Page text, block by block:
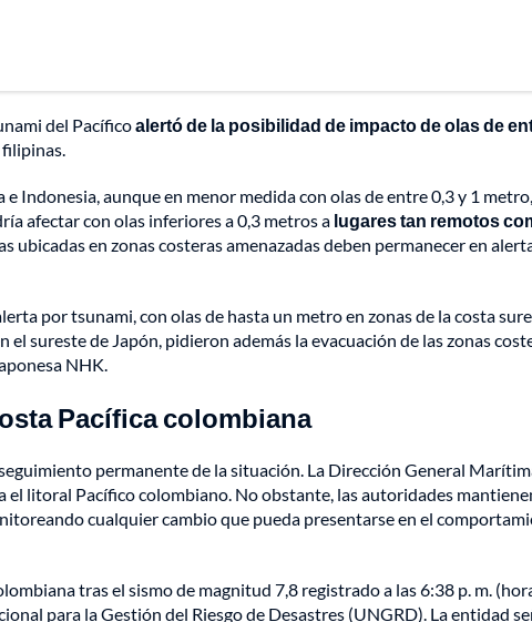
del Pacíficoalertó de la posibilidad de impacto de olas de
filipinas.
Indonesia, aunque en menor medida con olas de entre 0,3 y 1 metro,
afectar con olas inferiores a 0,3 metros a lugares tan remotos
ubicadas en zonas costeras amenazadas deben permanecer en
por tsunami, con olas de hasta un metro en zonas de la costa
sureste de Japón, pidieron además la evacuación de las zonas
NHK.
Pacífica colombiana
permanente de la situación. La Dirección General
litoral Pacífico colombiano. No obstante, las autoridades
cualquier cambio que pueda presentarse en el
tras el sismo de magnitud 7,8 registrado a las 6:38 p. m.
para la Gestión del Riesgo de Desastres (UNGRD). La entidad